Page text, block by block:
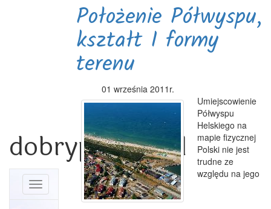
dobrypowiat.pl
Toggle
navigation
Położenie Półwyspu,
kształt I formy
terenu
01 września 2011r.
Umiejscowienie
Półwyspu
Helskiego na
mapie fizycznej
Polski nie jest
trudne ze
względu na jego